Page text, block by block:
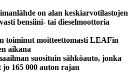
on alan keskiarvotilastojen
bensiini- tai dieselmoottoria
toiminut moitteettomasti LEAFin
aikana
suosituin sähköauto, jonka
165 000 auton rajan